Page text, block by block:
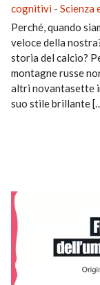
cognitivi -Scienza
Perché, quando
veloce della
storia del calcio?
montagne russe
altri novantasette
suo stile brillante